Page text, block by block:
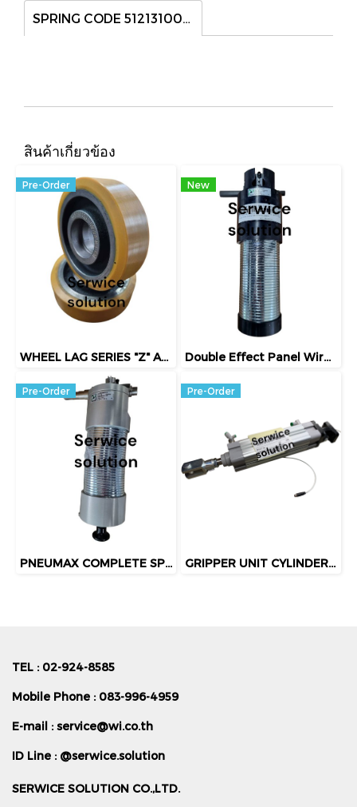
SPRING CODE 5121310069
สินค้าเกี่ยวข้อง
Pre-Order
WHEEL LAG SERIES "Z" ART.7004 S.C.(100x30)
New
Double Effect Panel Wire Spring Gripper (5420310074)
Pre-Order
PNEUMAX COMPLETE SPRING CLAMP (5420310134)
Pre-Order
GRIPPER UNIT CYLINDER KIT FUTURA PNEUMAX
TEL : 02-924-8585
Mobile Phone : 083-996-4959
E-mail :service@wi.co.th
ID Line : @serwice.solution
SERWICE SOLUTION CO.,LTD.